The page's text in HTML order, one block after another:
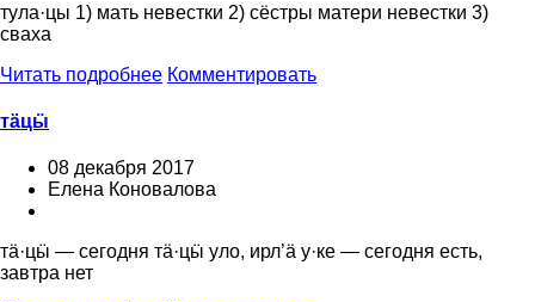
тула·цы 1) мать невестки 2) сёстры матери невестки 3)
сваха
Читать подробнее Комментировать
тäцӹ
08 декабря 2017
Елена Коновалова
тä·цӹ — сегодня тä·цӹ уло, ирл’ä у·ке — сегодня есть,
завтра нет